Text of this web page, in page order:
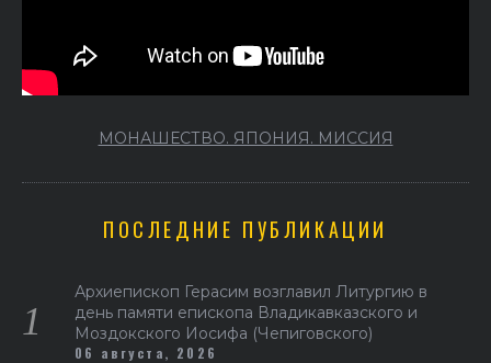
МОНАШЕСТВО. ЯПОНИЯ. МИССИЯ
ПОСЛЕДНИЕ ПУБЛИКАЦИИ
Архиепископ Герасим возглавил Литургию в
день памяти епископа Владикавказского и
Моздокского Иосифа (Чепиговского)
06 августа, 2026